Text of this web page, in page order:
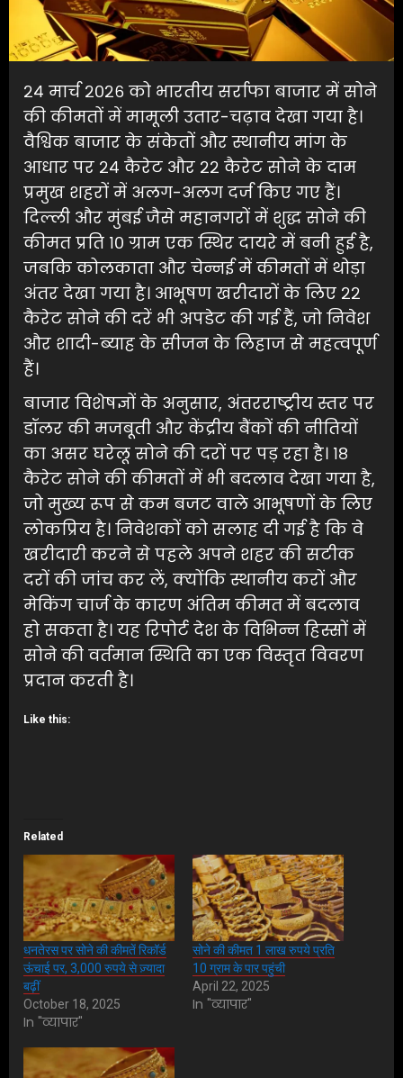
२४ मार्च २०२६ को भारतीय सर्राफा बाजार में सोने
की कीमतों में मामूली उतार-चढ़ाव देखा गया है।
वैश्विक बाजार के संकेतों और स्थानीय मांग के
आधार पर २४ कैरेट और २२ कैरेट सोने के दाम
प्रमुख शहरों में अलग-अलग दर्ज किए गए हैं।
दिल्ली और मुंबई जैसे महानगरों में शुद्ध सोने की
कीमत प्रति १० ग्राम एक स्थिर दायरे में बनी हुई है,
जबकि कोलकाता और चेन्नई में कीमतों में थोड़ा
अंतर देखा गया है। आभूषण खरीदारों के लिए २२
कैरेट सोने की दरें भी अपडेट की गई हैं, जो निवेश
और शादी-ब्याह के सीजन के लिहाज से महत्वपूर्ण
हैं।
बाजार विशेषज्ञों के अनुसार, अंतरराष्ट्रीय स्तर पर
डॉलर की मजबूती और केंद्रीय बैंकों की नीतियों
का असर घरेलू सोने की दरों पर पड़ रहा है। १८
कैरेट सोने की कीमतों में भी बदलाव देखा गया है,
जो मुख्य रूप से कम बजट वाले आभूषणों के लिए
लोकप्रिय है। निवेशकों को सलाह दी गई है कि वे
खरीदारी करने से पहले अपने शहर की सटीक
दरों की जांच कर लें, क्योंकि स्थानीय करों और
मेकिंग चार्ज के कारण अंतिम कीमत में बदलाव
हो सकता है। यह रिपोर्ट देश के विभिन्न हिस्सों में
सोने की वर्तमान स्थिति का एक विस्तृत विवरण
प्रदान करती है।
Like this:
Related
धनतेरस पर सोने की कीमतें रिकॉर्ड
ऊंचाई पर, 3,000 रुपये से ज़्यादा
बढ़ीं
October 18, 2025
In "व्यापार"
सोने की कीमत 1 लाख रुपये प्रति
10 ग्राम के पार पहुंची
April 22, 2025
In "व्यापार"